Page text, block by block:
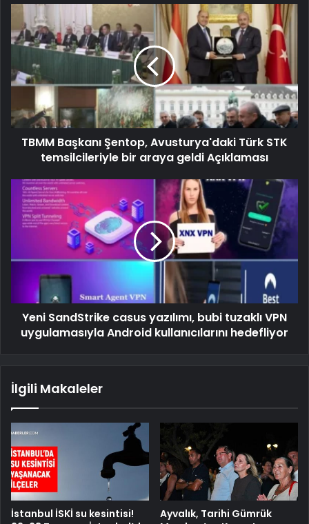
TBMM Başkanı Şentop, Avusturya'daki Türk STK
temsilcileriyle bir araya geldi Açıklaması
Yeni SandStrike casus yazılımı, bubi tuzaklı VPN
uygulamasıyla Android kullanıcılarını hedefliyor
İlgili Makaleler
İstanbul İSKİ su kesintisi!
Ayvalık, Tarihi Gümrük